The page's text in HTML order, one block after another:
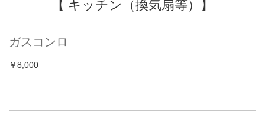
【 キッチン（換気扇等）】
ガスコンロ
￥8,000